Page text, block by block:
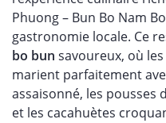
Phuong – Bun Bo Nam
gastronomie locale. Ce
bo bun savoureux, où
marient parfaitement
assaisonné, les pousses
et les cacahuètes